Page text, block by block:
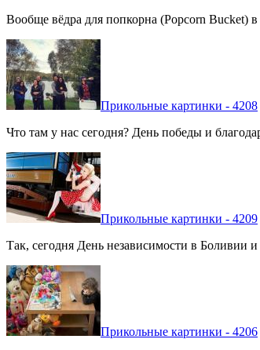
Вообще вёдра для попкорна (Popcorn Bucket)
Прикольные картинки - 4208
Что там у нас сегодня? День победы и
Прикольные картинки - 4209
Так, сегодня День независимости в Боливии
Прикольные картинки - 4206